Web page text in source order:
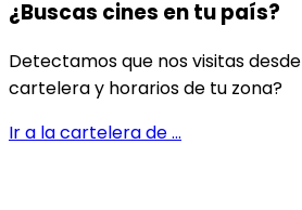
¿Buscas cines entu país?
Detectamos que nos visitas desde
cartelera y horarios de tu zona?
Ir a la cartelera de...